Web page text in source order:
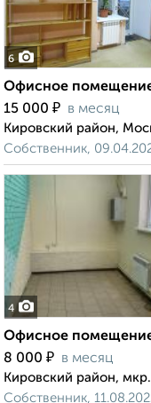
6
Офисное
15 000 ₽ в месяц
Кировский район,
Собственник,
4
Офисное
8 000 ₽ в месяц
Кировский район,
Собственник,